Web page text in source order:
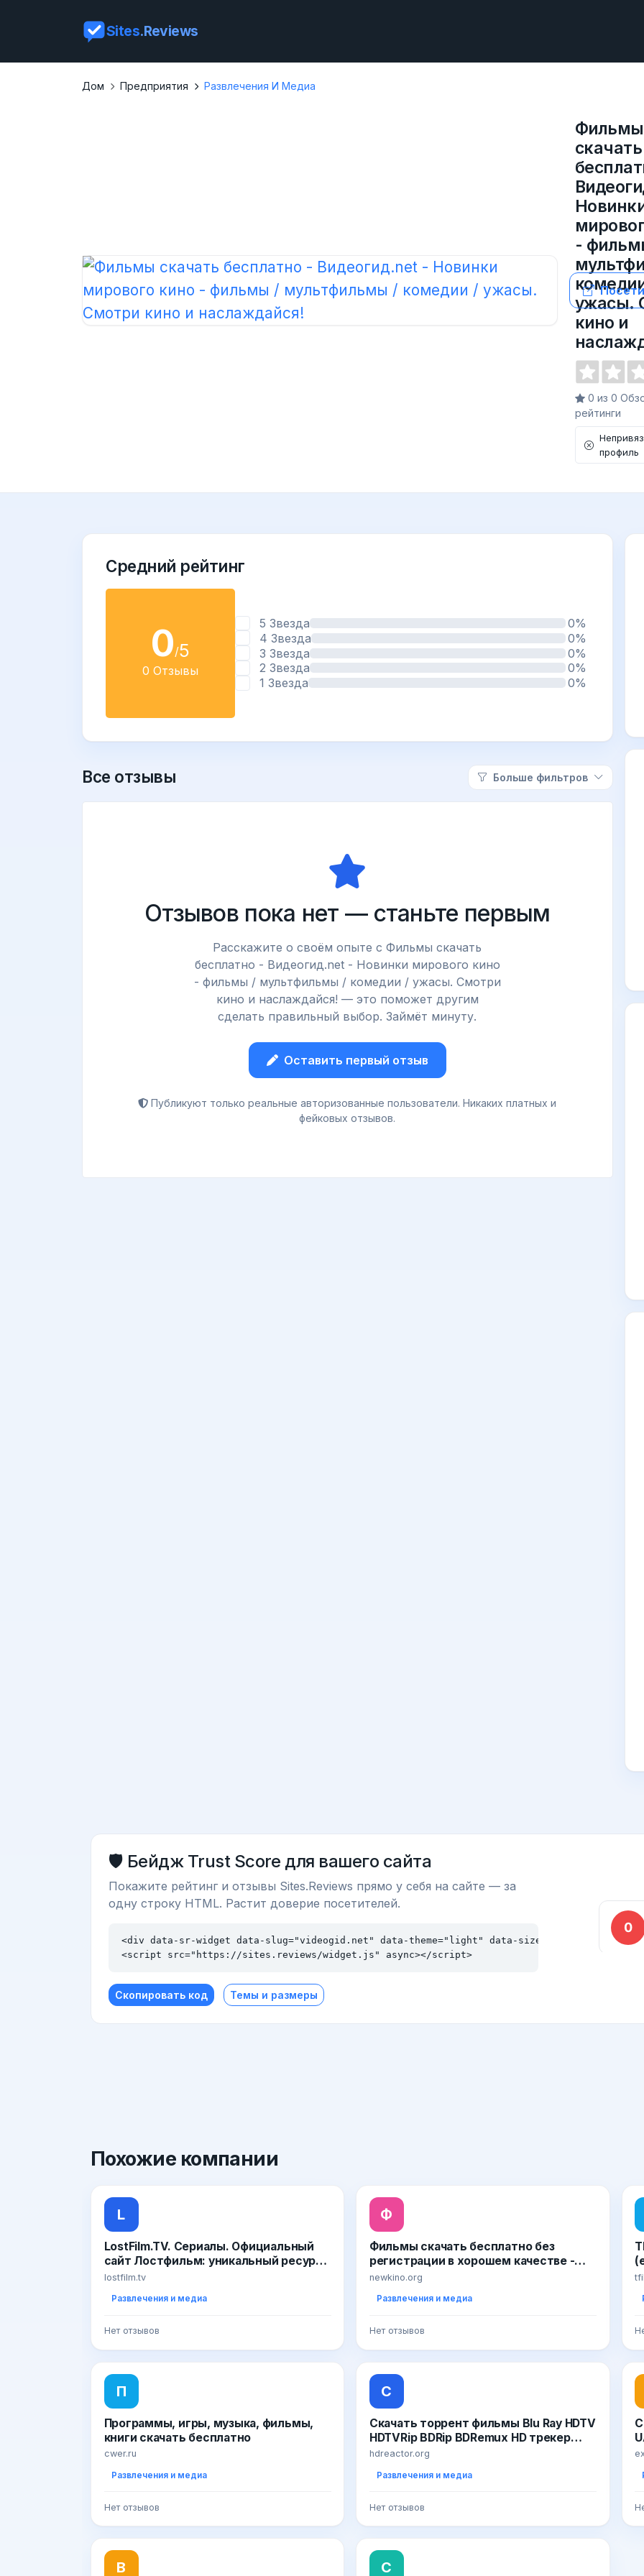
Sites.Reviews
Дом Предприятия Развлечения И Медиа
Фильмы
скачать
-
ужасы.
кино и
0 из 0
рейтинги
профиль
Средний рейтинг
0/5
0 Отзывы
5 Звезда
0%
4 Звезда
0%
3 Звезда
0%
2 Звезда
0%
1 Звезда
0%
Все отзывы Больше фильтров
Отзывов пока нет — станьте первым
Расскажите о своём опыте с Фильмы скачать
бесплатно - Видеогид.net - Новинки мирового кино
- фильмы / мультфильмы / комедии / ужасы. Смотри
кино и наслаждайся! — это поможет другим
сделать правильный выбор. Займёт минуту.
Оставить первый отзыв
Публикуют только реальные авторизованные пользователи. Никаких платных и
фейковых отзывов.
🛡️ Бейдж Trust Score для вашего сайта
Покажите рейтинг и отзывы Sites.Reviews прямо у себя на сайте — за
одну строку HTML. Растит доверие посетителей.
<div data-sr-widget data-slug="videogid.net" data-theme="light" data-size="md"></div>
<script src="https://sites.reviews/widget.js" async></script>
Скопировать код Темы и размеры
Похожие компании
L
LostFilm.TV. Сериалы. Официальный
сайт Лостфильм: уникальный ресурс
о сериалах!
lostfilm.tv
Развлечения и медиа
Нет отзывов
Ф
Фильмы скачать бесплатно без
регистрации в хорошем качестве -
Новинки Кино
newkino.org
Развлечения и медиа
Нет отзывов
П
Программы, игры, музыка, фильмы,
книги скачать бесплатно
cwer.ru
Развлечения и медиа
Нет отзывов
С
Скачать торрент фильмы Blu Ray HDTV
HDTVRip BDRip BDRemux HD трекер
бесплатно
hdreactor.org
Развлечения и медиа
Нет отзывов
|
В С